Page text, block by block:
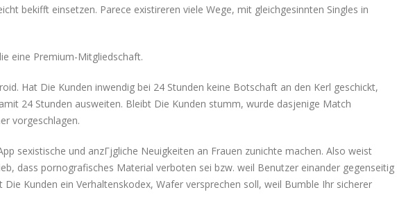
bekifft einsetzen. Parece existireren viele Wege, mit gleichgesinnten Singles in
eine Premium-Mitgliedschaft.
Hat Die Kunden inwendig bei 24 Stunden keine Botschaft an den Kerl geschickt,
24 Stunden ausweiten. Bleibt Die Kunden stumm, wurde dasjenige Match
vorgeschlagen.
sexistische und anzГјgliche Neuigkeiten an Frauen zunichte machen. Also weist
dass pornografisches Material verboten sei bzw. weil Benutzer einander gegenseitig
Kunden ein Verhaltenskodex, Wafer versprechen soll, weil Bumble Ihr sicherer